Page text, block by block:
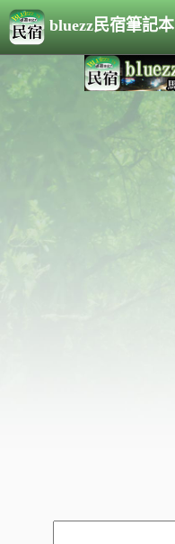
bluezz民宿筆記本